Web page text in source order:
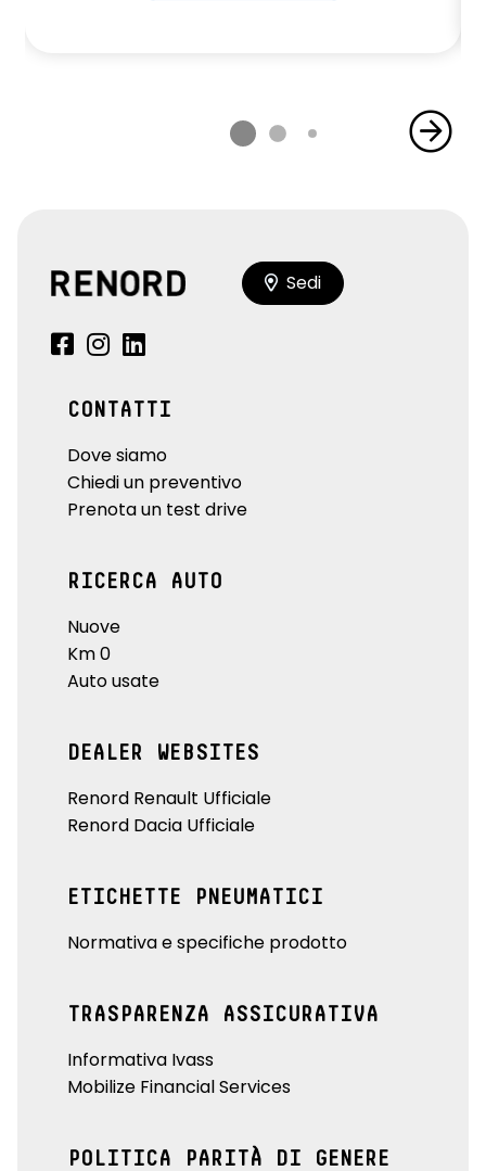
Sedi
CONTATTI
Dove siamo
Chiedi un preventivo
Prenota un test drive
RICERCA AUTO
Nuove
Km 0
Auto usate
DEALER WEBSITES
Renord Renault Ufficiale
Renord Dacia Ufficiale
ETICHETTE PNEUMATICI
Normativa e specifiche prodotto
TRASPARENZA ASSICURATIVA
Informativa Ivass
Mobilize Financial Services
POLITICA PARITÀ DI GENERE